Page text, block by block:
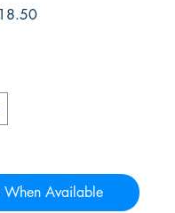
Sale
When Available